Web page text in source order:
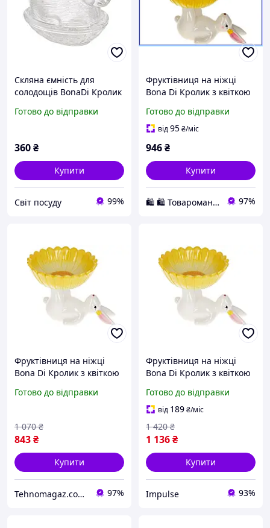
Скляна ємність для
солодощів BonaDi Кролик
(133-033)
Готово до відправки
360₴
Купити
Світ посуду 99%
Фруктівниця на ніжці
Bona Di Кролик з квіткою
для сервірування столу
20 см
Готово до відправки
від95₴/міс
946₴
Купити
🛍️ 🛍️ Товароманія 🛍️ 🛍️ 97%
Фруктівниця на ніжці
Bona Di Кролик з квіткою
Готово до відправки
843₴
1 070 ₴
Купити
Tehnomagaz.com.ua - це передовий інтернет-магазин, спеціалізуючийся на продажу техніки 97%
Фруктівниця на ніжці
Bona Di Кролик з квіткою
impulse
Готово до відправки
від 189₴/міс
1 136₴
1 420 ₴
Купити
Impulse 93%